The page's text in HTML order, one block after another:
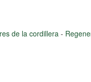
de la cordillera -